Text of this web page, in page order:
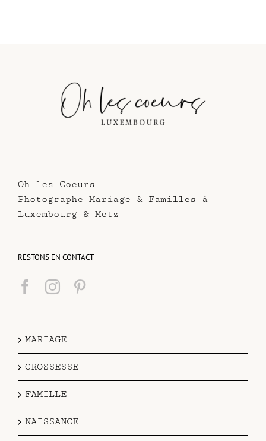
Oh les Coeurs
Photographe Mariage & Familles à
Luxembourg & Metz
RESTONS EN CONTACT
MARIAGE
GROSSESSE
FAMILLE
NAISSANCE